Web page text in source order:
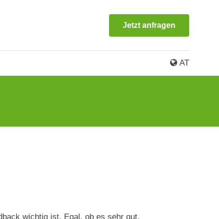
Jetzt anfragen
AT
Gleittüren
wichtig ist. Egal, ob es sehr gut,